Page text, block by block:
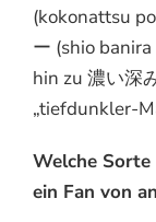
(kokonattsu
ー (shio
hin zu 濃い深
„tiefdunkler-
Welche
ein Fan von